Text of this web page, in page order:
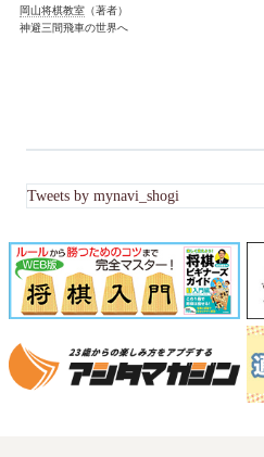
岡山将棋教室 （著者）
神避三間飛車の世界へ
Tweets by mynavi_shogi